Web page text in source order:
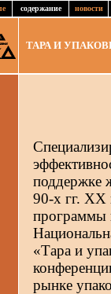
содержание новости
ТАРА И
поддержке
90-х гг. ХХ
программы
«Тара и
рынке